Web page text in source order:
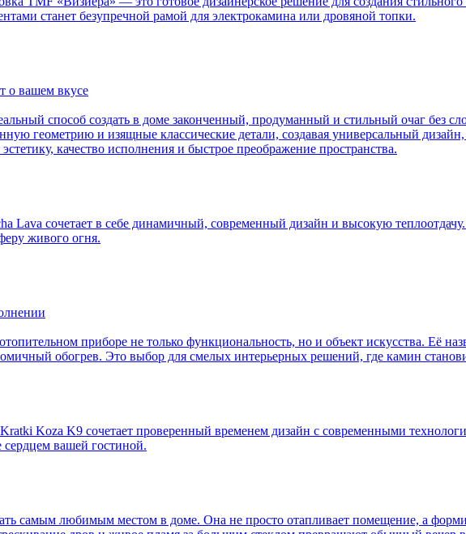
станет безупречной рамой для электрокамина или дровяной топки.
о вашем вкусе
способ создать в доме законченный, продуманный и стильный очаг без
геометрию и изящные классические детали, создавая универсальный
качество исполнения и быстрое преображение пространства.
Lava сочетает в себе динамичный, современный дизайн и высокую
живого огня.
приборе не только функциональность, но и объект искусства. Её
обогрев. Это выбор для смелых интерьерных решений, где камин
Koza K9 сочетает проверенный временем дизайн с современными
сердцем вашей гостиной.
самым любимым местом в доме. Она не просто отапливает помещение, а